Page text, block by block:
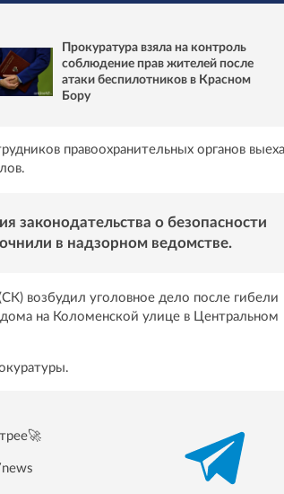
Прокуратура взяла на контроль
соблюдение прав жителей после
атаки беспилотников в Красном
Бору
правоохранительных органов
законодательства о безопасности
в надзорном ведомстве.
возбудил уголовное дело после гибели
на Коломенской улице в Центральном